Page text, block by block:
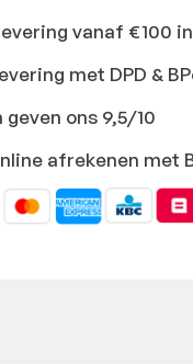
vanaf €100
met DPD &
geven ons 9,5/10
afrekenen met